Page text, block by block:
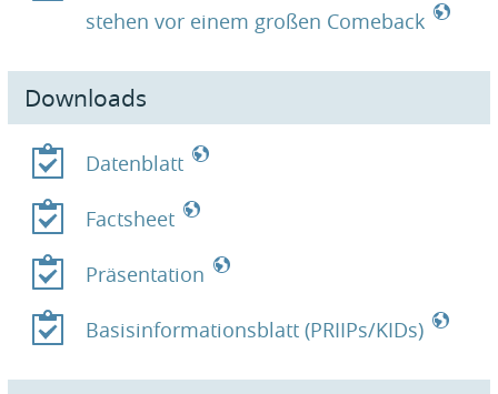
stehen vor einem großen Comeback
Downloads
Datenblatt
Factsheet
Präsentation
Basisinformationsblatt (PRIIPs/KIDs)